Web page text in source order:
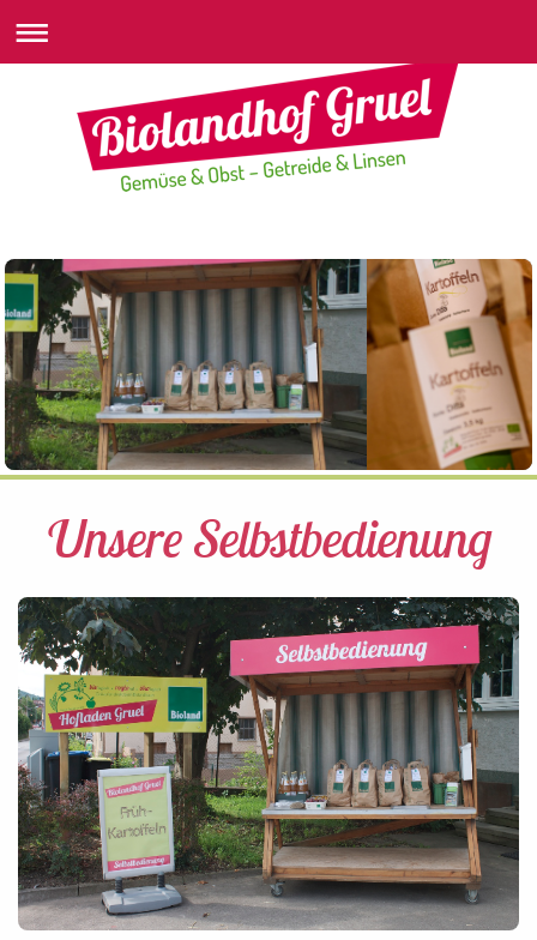
Unsere Selbstbedienung